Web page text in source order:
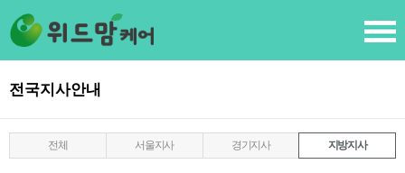
전국지사안내
전체 서울지사 경기지사 지방지사